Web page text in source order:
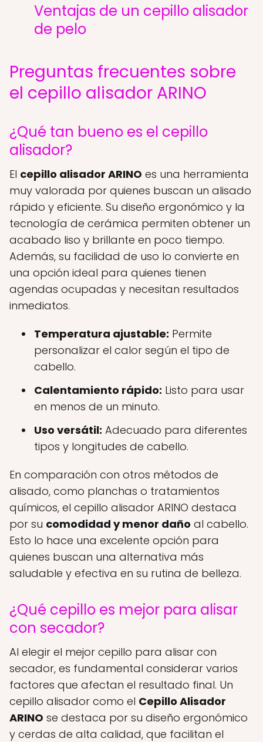
Ventajas de un cepillo alisador
de pelo
Preguntas frecuentes sobre
el cepillo alisador ARINO
¿Qué tan bueno es el cepillo
alisador?
El cepillo alisador ARINO es una herramienta
muy valorada por quienes buscan un alisado
rápido y eficiente. Su diseño ergonómico y la
tecnología de cerámica permiten obtener un
acabado liso y brillante en poco tiempo.
Además, su facilidad de uso lo convierte en
una opción ideal para quienes tienen
agendas ocupadas y necesitan resultados
inmediatos.
Temperatura ajustable: Permite
personalizar el calor según el tipo de
cabello.
Calentamiento rápido: Listo para usar
en menos de un minuto.
Uso versátil: Adecuado para diferentes
tipos y longitudes de cabello.
En comparación con otros métodos de
alisado, como planchas o tratamientos
químicos, el cepillo alisador ARINO destaca
por su comodidad y menor daño al cabello.
Esto lo hace una excelente opción para
quienes buscan una alternativa más
saludable y efectiva en su rutina de belleza.
¿Qué cepillo es mejor para alisar
con secador?
Al elegir el mejor cepillo para alisar con
secador, es fundamental considerar varios
factores que afectan el resultado final. Un
cepillo alisador como el Cepillo Alisador
ARINO se destaca por su diseño ergonómico
y cerdas de alta calidad, que facilitan el